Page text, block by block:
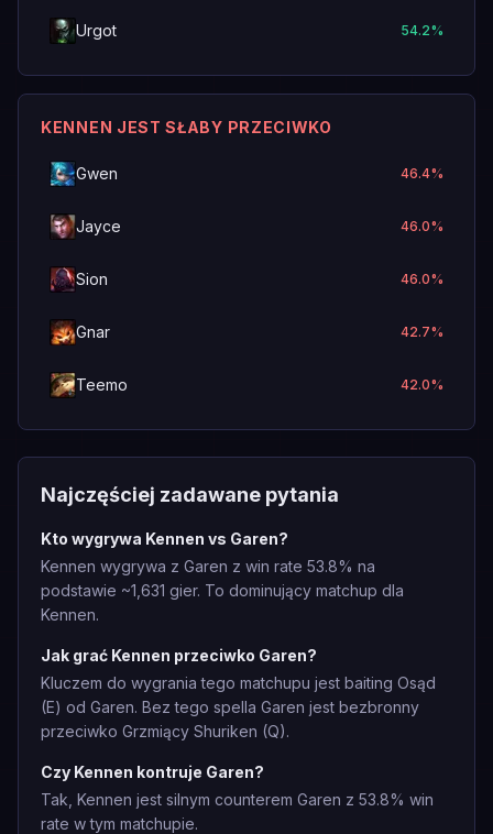
Urgot 54.2%
KENNEN JEST SŁABY PRZECIWKO
Gwen 46.4%
Jayce 46.0%
Sion 46.0%
Gnar 42.7%
Teemo 42.0%
Najczęściej zadawane pytania
Kto wygrywa Kennen vs Garen?
Kennen wygrywa z Garen z win rate 53.8% na
podstawie ~1,631 gier. To dominujący matchup dla
Kennen.
Jak grać Kennen przeciwko Garen?
Kluczem do wygrania tego matchupu jest baiting Osąd
(E) od Garen. Bez tego spella Garen jest bezbronny
przeciwko Grzmiący Shuriken (Q).
Czy Kennen kontruje Garen?
Tak, Kennen jest silnym counterem Garen z 53.8% win
rate w tym matchupie.